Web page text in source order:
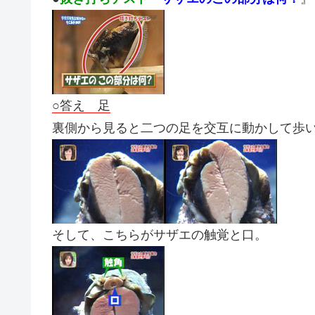
○答え 足
裏側から見ると二つの足を交互に動かして歩
そして、こちらがサザエの触覚と口。